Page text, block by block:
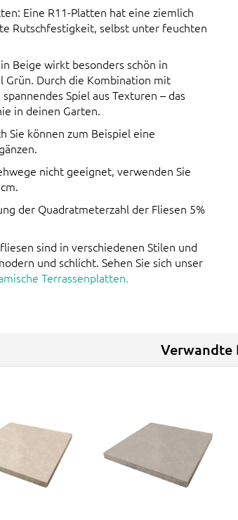
Eine R11-Platten hat eine ziemlich
Rutschfestigkeit, selbst unter feuchten
Beige wirkt besonders schön in
Grün. Durch die Kombination mit
Spiel aus Texturen – das
in deinen Garten.
Sie können zum Beispiel eine
nicht geeignet, verwenden Sie
der Quadratmeterzahl der Fliesen 5%
sind in verschiedenen Stilen und
und schlicht. Sehen Sie sich unser
Terrassenplatten.
Verwandte